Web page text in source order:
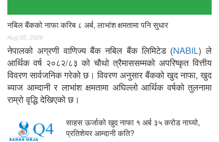
नबिल बैंकको नाफा करिब ८ अर्ब, लाभांश क्षमतामा पनि सुधार
Aug 05, 2026
नेपालको अग्रणी वाणिज्य बैंक नबिल बैंक लिमिटेड (NABIL) ले
आर्थिक वर्ष २०८२/८३ को चौथो त्रैमाससम्मको अपरिष्कृत वित्तीय
विवरण सार्वजनिक गरेको छ। विवरण अनुसार बैंकको खुद नाफा, खुद
ब्याज आम्दानी र लाभांश क्षमतामा अघिल्लो आर्थिक वर्षको तुलनामा
राम्रो वृद्धि देखिएको छ।
साहस ऊर्जाको खुद नाफा १ अर्ब ३५ करोड नाघ्यो,
प्रतिशेयर आम्दानी कति?